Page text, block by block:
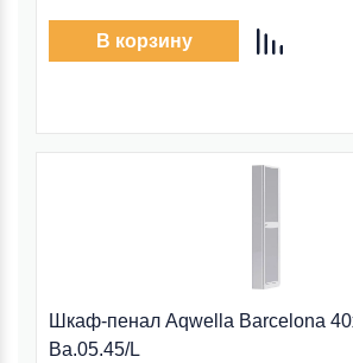
В корзину
Шкаф-пенал Aqwella Barcelona
Ba.05.45/L